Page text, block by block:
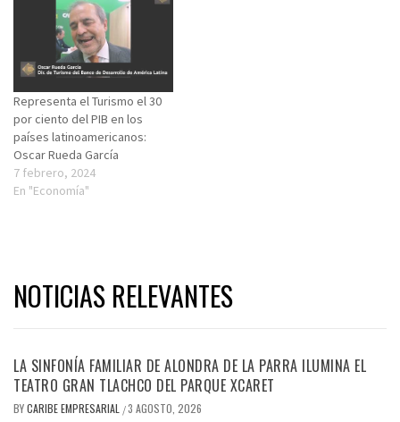
Representa el Turismo el 30
por ciento del PIB en los
países latinoamericanos:
Oscar Rueda García
7 febrero, 2024
En "Economía"
NOTICIAS RELEVANTES
LA SINFONÍA FAMILIAR DE ALONDRA DE LA PARRA ILUMINA EL
TEATRO GRAN TLACHCO DEL PARQUE XCARET
BYCARIBE EMPRESARIAL /3 AGOSTO, 2026